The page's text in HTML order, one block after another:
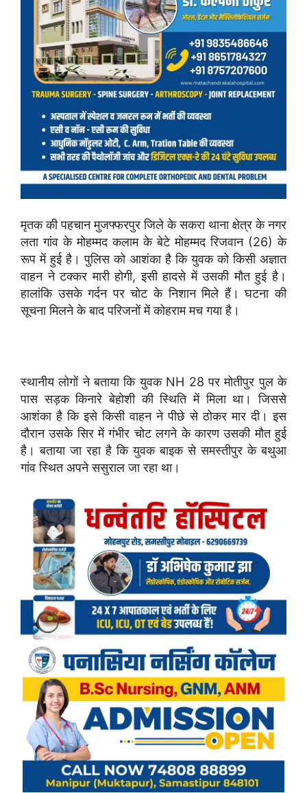
मृतक की पहचान मुजफ्फरपुर जिले के सकरा थाना क्षेत्र के नगर
लता गांव के मोहम्मद कलाम के बेटे मोहम्मद रिजवान (26) के
रूप में हुई है। पुलिस को आशंका है कि युवक को किसी अज्ञात
वाहन ने टक्कर मारी होगी, इसी हादसे में उसकी मौत हुई है।
हालांकि उसके गर्दन पर चोट के निशान मिले हैं। घटना की
सूचना मिलने के बाद परिजनों में कोहराम मच गया है।
स्थानीय लोगों ने बताया कि युवक NH 28 पर मोतीपुर पुल के
पास सड़क किनारे बेहोशी की स्थिति में मिला था। जिससे
आशंका है कि इसे किसी वाहन ने पीछे से ठोकर मार दी। इस
दौरान उसके सिर में गंभीर चोट लगने के कारण उसकी मौत हुई
है। बताया जा रहा है कि युवक बाइक से समस्तीपुर के बथुआ
गांव स्थित अपने ससुराल जा रहा था।